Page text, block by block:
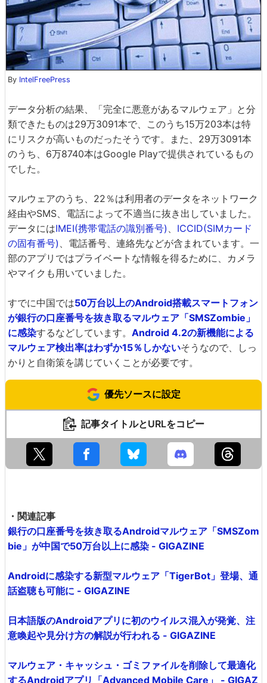
By IntelFreePress
データ分析の結果、「完全に悪意があるマルウェア」と分
類できたものは29万3091本で、このうち15万203本は特
にリスクが高いものだったそうです。また、29万3091本
のうち、6万8740本はGoogle Playで提供されているもの
でした。
マルウェアのうち、22％は利用者のデータをネットワーク
経由やSMS、電話によって不適当に抜き出していました。
データにはIMEI(携帯電話の識別番号)
ICCID(SIMカード
の固有番号) 、電話番号、連絡先などが含まれています。一
部のアプリではプライベートな情報を得るために、カメラ
やマイクも用いていました。
すでに中国では50万台以上のAndroid搭載スマートフォン
が銀行の口座番号を抜き取るマルウェア「SMSZombie」
に感染するなどしています。 Android 4.2の新機能による
マルウェア検出率はわずか15％しかないそうなので、しっ
かりと自衛策を講じていくことが必要です。
優先ソースに設定
記事タイトルとURLをコピー
・関連記事
銀行の口座番号を抜き取るAndroidマルウェア「SMSZom
bie」が中国で50万台以上に感染 - GIGAZINE
Androidに感染する新型マルウェア「TigerBot」登場、通
話盗聴も可能に - GIGAZINE
日本語版のAndroidアプリに初のウイルス混入が発覚、注
意喚起や見分け方の解説が行われる - GIGAZINE
マルウェア・キャッシュ・ゴミファイルを削除して最適化
するAndroidアプリ「Advanced Mobile Care」 - GIGAZ